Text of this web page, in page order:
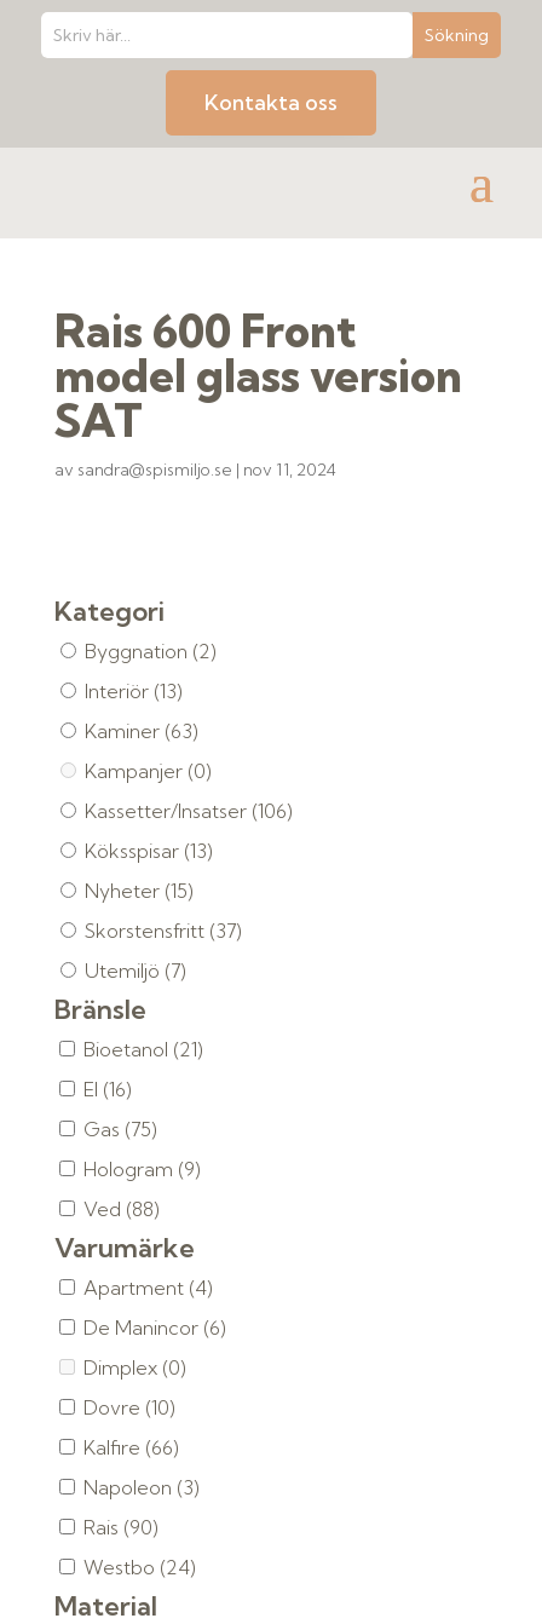
Kontakta oss
Rais 600 Front
model glass version
SAT
av sandra@spismiljo.se | nov 11, 2024
Kategori
Byggnation (2)
Interiör (13)
Kaminer (63)
Kampanjer (0)
Kassetter/Insatser (106)
Köksspisar (13)
Nyheter (15)
Skorstensfritt (37)
Utemiljö (7)
Bränsle
Bioetanol (21)
El (16)
Gas (75)
Hologram (9)
Ved (88)
Varumärke
Apartment (4)
De Manincor (6)
Dimplex (0)
Dovre (10)
Kalfire (66)
Napoleon (3)
Rais (90)
Westbo (24)
Material